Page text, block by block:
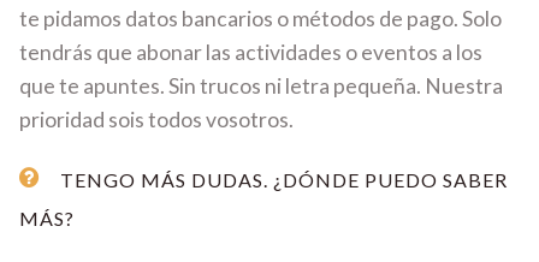
te pidamos datos bancarios o métodos de pago. Solo
tendrás que abonar las actividades o eventos a los
que te apuntes. Sin trucos ni letra pequeña. Nuestra
prioridad sois todos vosotros.
TENGO MÁS DUDAS. ¿DÓNDE PUEDO SABER
MÁS?